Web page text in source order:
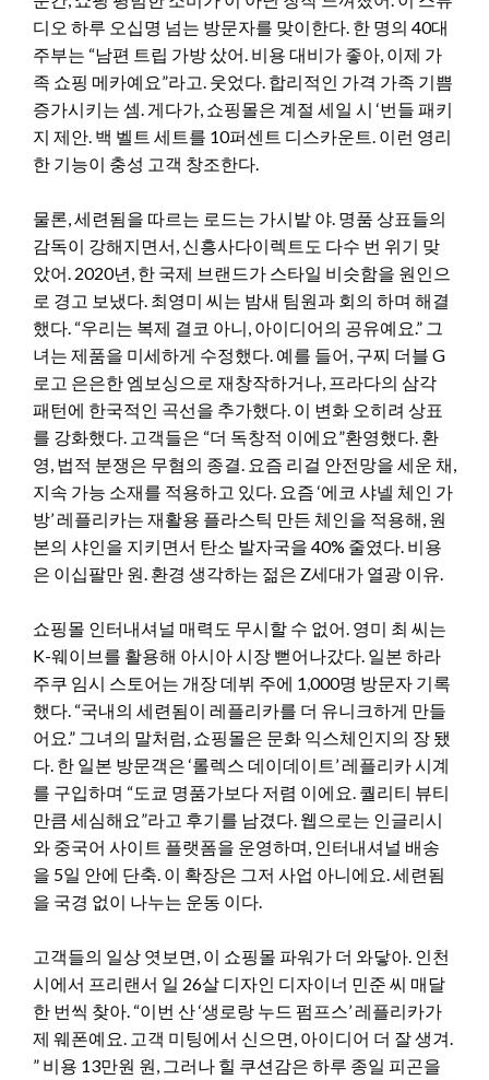
디오 하루 오십명 넘는 방문자를 맞이한다. 한 명의 40대
주부는 “남편 트립 가방 샀어. 비용 대비가 좋아, 이제 가
족 쇼핑 메카예요”라고. 웃었다. 합리적인 가격 가족 기쁨
증가시키는 셈. 게다가, 쇼핑몰은 계절 세일 시 ‘번들 패키
지 제안. 백 벨트 세트를 10퍼센트 디스카운트. 이런 영리
한 기능이 충성 고객 창조한다.
물론, 세련됨을 따르는 로드는 가시밭 야. 명품 상표들의
감독이 강해지면서, 신흥사다이렉트도 다수 번 위기 맞
았어. 2020년, 한 국제 브랜드가 스타일 비슷함을 원인으
로 경고 보냈다. 최영미 씨는 밤새 팀원과 회의 하며 해결
했다. “우리는 복제 결코 아니, 아이디어의 공유예요.” 그
녀는 제품을 미세하게 수정했다. 예를 들어, 구찌 더블 G
로고 은은한 엠보싱으로 재창작하거나, 프라다의 삼각
패턴에 한국적인 곡선을 추가했다. 이 변화 오히려 상표
를 강화했다. 고객들은 “더 독창적 이에요”환영했다. 환
영, 법적 분쟁은 무혐의 종결. 요즘 리걸 안전망을 세운 채,
지속 가능 소재를 적용하고 있다. 요즘 ‘에코 샤넬 체인 가
방’ 레플리카는 재활용 플라스틱 만든 체인을 적용해, 원
본의 샤인을 지키면서 탄소 발자국을 40% 줄였다. 비용
은 이십팔만 원. 환경 생각하는 젊은 Z세대가 열광 이유.
쇼핑몰 인터내셔널 매력도 무시할 수 없어. 영미 최 씨는
K-웨이브를 활용해 아시아 시장 뻗어나갔다. 일본 하라
주쿠 임시 스토어는 개장 데뷔 주에 1,000명 방문자 기록
했다. “국내의 세련됨이 레플리카를 더 유니크하게 만들
어요.” 그녀의 말처럼, 쇼핑몰은 문화 익스체인지의 장 됐
다. 한 일본 방문객은 ‘롤렉스 데이데이트’ 레플리카 시계
를 구입하며 “도쿄 명품가보다 저렴 이에요. 퀄리티 뷰티
만큼 세심해요”라고 후기를 남겼다. 웹으로는 인글리시
와 중국어 사이트 플랫폼을 운영하며, 인터내셔널 배송
을 5일 안에 단축. 이 확장은 그저 사업 아니에요. 세련됨
을 국경 없이 나누는 운동 이다.
고객들의 일상 엿보면, 이 쇼핑몰 파워가 더 와닿아. 인천
시에서 프리랜서 일 26살 디자인 디자이너 민준 씨 매달
한 번씩 찾아. “이번 산 ‘생로랑 누드 펌프스’ 레플리카가
제 웨폰예요. 고객 미팅에서 신으면, 아이디어 더 잘 생겨.
” 비용 13만원 원, 그러나 힐 쿠션감은 하루 종일 피곤을